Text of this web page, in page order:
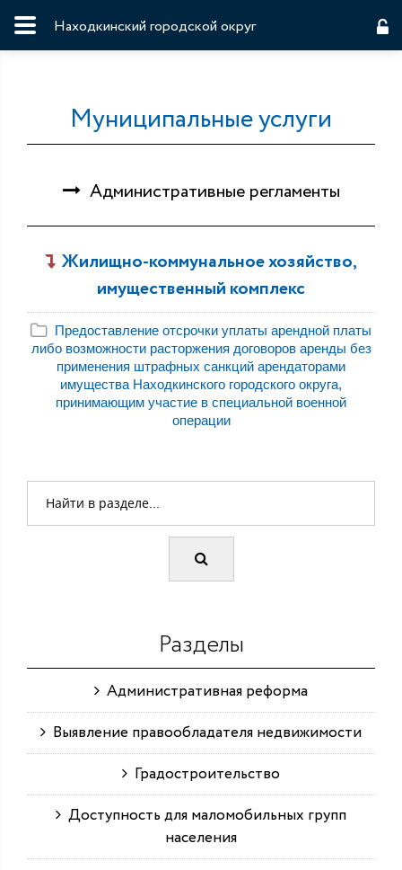
Находкинский городской округ
Муниципальные услуги
Административные регламенты
Жилищно-коммунальное хозяйство,
имущественный комплекс
Предоставление отсрочки уплаты арендной платы
либо возможности расторжения договоров аренды без
применения штрафных санкций арендаторами
имущества Находкинского городского округа,
принимающим участие в специальной военной
операции
Разделы
Административная реформа
Выявление правообладателя недвижимости
Градостроительство
Доступность для маломобильных групп
населения